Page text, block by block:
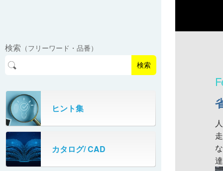
PHC80L
ガントレーパレタイザ
PHC350・PHC330
パーフェクトベヤー® / PV（スチール
製）
パーフェクトベヤー® / AP（アルミ
タテコン® / TC
オリプナー
高速転換機
スタッカ&アンスタッカ
米袋自動投入装置
検索 （フリーワード・品番）
検索
ヒント集
カタログ/ CAD